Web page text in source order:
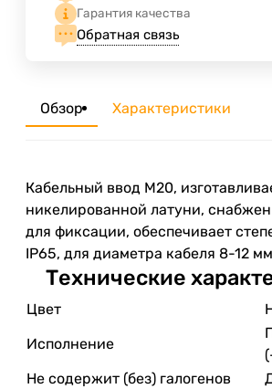
Гарантия качества
Обратная связь
Обзор Характеристики
Кабельный ввод М20,
никелированной латуни,
для фиксации, обеспечивает
IP65, для диаметра кабеля 8-12
Технические
Цвет
Исполнение
Не содержит (без) галогенов